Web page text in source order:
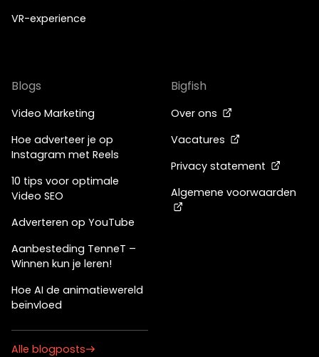
VR-experience
Blogs
Video Marketing
Hoe adverteer je op
Instagram met Reels
10 tips voor optimale
Video SEO
Adverteren op YouTube
Aanbesteding TenneT –
Winnen kun je leren!
Hoe AI de animatiewereld
beïnvloed
Alle blogposts
Bigfish
Over ons
Vacatures
Privacy statement
Algemene voorwaarden